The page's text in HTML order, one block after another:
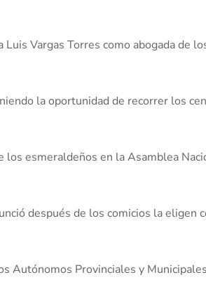
Vargas Torres como abogada de
la oportunidad de recorrer los
esmeraldeños en la Asamblea
después de los comicios la eligen
Autónomos Provinciales y